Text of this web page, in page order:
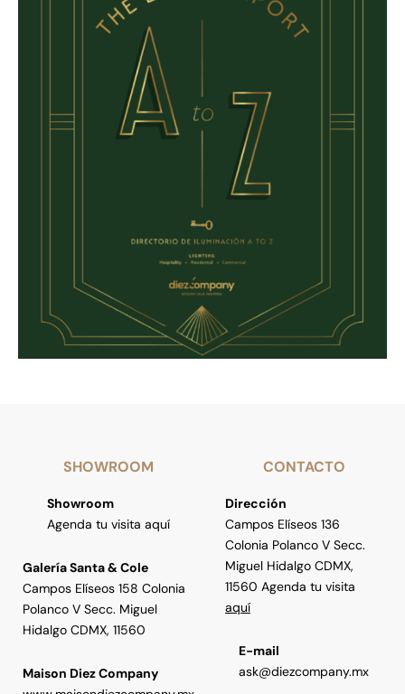
SHOWROOM
Showroom
Agenda tu visita aquí
Galería Santa & Cole
Campos Elíseos 158 Colonia
Polanco V Secc. Miguel
Hidalgo CDMX, 11560
Maison Diez Company
CONTACTO
Dirección
Campos Elíseos 136
Colonia Polanco V Secc.
Miguel Hidalgo CDMX,
11560 Agenda tu visita
aquí
E-mail
ask@diezcompany.mx